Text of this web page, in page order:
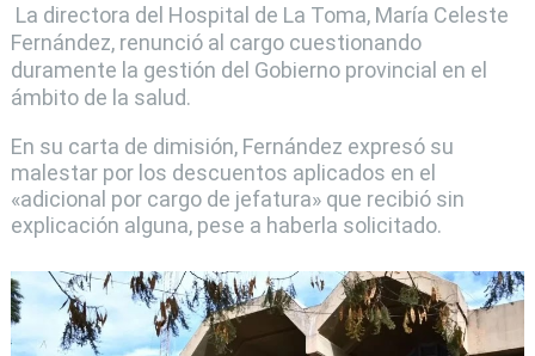
La directora del Hospital de La Toma, María Celeste
Fernández, renunció al cargo cuestionando
duramente la gestión del Gobierno provincial en el
ámbito de la salud.
En su carta de dimisión, Fernández expresó su
malestar por los descuentos aplicados en el
«adicional por cargo de jefatura» que recibió sin
explicación alguna, pese a haberla solicitado.